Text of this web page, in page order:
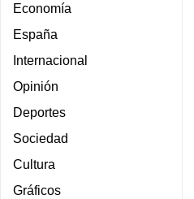
Economía
España
Internacional
Opinión
Deportes
Sociedad
Cultura
Gráficos